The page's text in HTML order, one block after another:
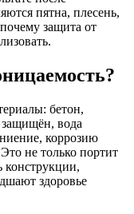
пятна, плесень,
защита от
бетон,
защищён, вода
коррозию
не только портит
здоровье